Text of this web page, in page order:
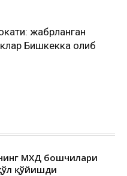
жабрланган
Бишкекка олиб
МХДҚ бошчилари
қўйишди